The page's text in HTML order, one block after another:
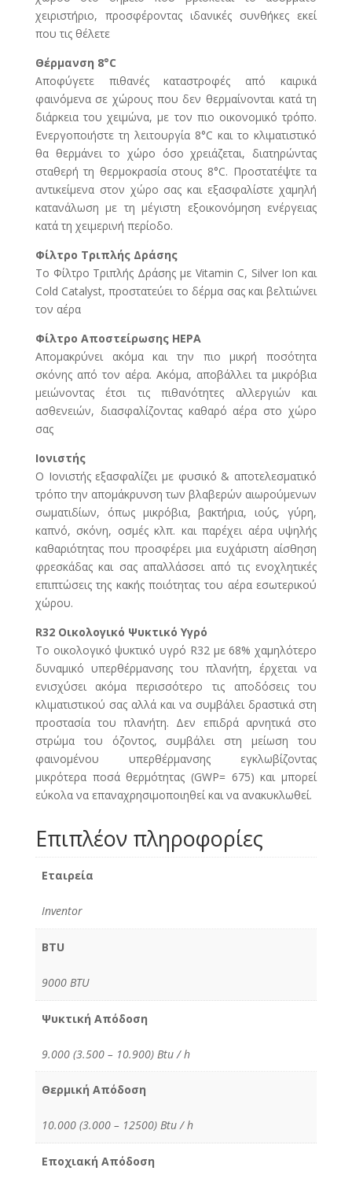
χειριστήριο, προσφέροντας ιδανικές συνθήκες εκεί
που τις θέλετε
Θέρμανση 8°C
Αποφύγετε πιθανές καταστροφές από καιρικά
φαινόμενα σε χώρους που δεν θερμαίνονται κατά τη
διάρκεια του χειμώνα, με τον πιο οικονομικό τρόπο.
Ενεργοποιήστε τη λειτουργία 8°C και το κλιματιστικό
θα θερμάνει το χώρο όσο χρειάζεται, διατηρώντας
σταθερή τη θερμοκρασία στους 8°C. Προστατέψτε τα
αντικείμενα στον χώρο σας και εξασφαλίστε χαμηλή
κατανάλωση με τη μέγιστη εξοικονόμηση ενέργειας
κατά τη χειμερινή περίοδο.
Φίλτρο Τριπλής Δράσης
Το Φίλτρο Τριπλής Δράσης με Vitamin C, Silver Ion και
Cold Catalyst, προστατεύει το δέρμα σας και βελτιώνει
τον αέρα
Φίλτρο Αποστείρωσης HEPA
Απομακρύνει ακόμα και την πιο μικρή ποσότητα
σκόνης από τον αέρα. Ακόμα, αποβάλλει τα μικρόβια
μειώνοντας έτσι τις πιθανότητες αλλεργιών και
ασθενειών, διασφαλίζοντας καθαρό αέρα στο χώρο
σας
Ιονιστής
Ο Ιονιστής εξασφαλίζει με φυσικό & αποτελεσματικό
τρόπο την απομάκρυνση των βλαβερών αιωρούμενων
σωματιδίων, όπως μικρόβια, βακτήρια, ιούς, γύρη,
καπνό, σκόνη, οσμές κλπ. και παρέχει αέρα υψηλής
καθαριότητας που προσφέρει μια ευχάριστη αίσθηση
φρεσκάδας και σας απαλλάσσει από τις ενοχλητικές
επιπτώσεις της κακής ποιότητας του αέρα εσωτερικού
χώρου.
R32 Οικολογικό Ψυκτικό Υγρό
Το οικολογικό ψυκτικό υγρό R32 με 68% χαμηλότερο
δυναμικό υπερθέρμανσης του πλανήτη, έρχεται να
ενισχύσει ακόμα περισσότερο τις αποδόσεις του
κλιματιστικού σας αλλά και να συμβάλει δραστικά στη
προστασία του πλανήτη. Δεν επιδρά αρνητικά στο
στρώμα του όζοντος, συμβάλει στη μείωση του
φαινομένου υπερθέρμανσης εγκλωβίζοντας
μικρότερα ποσά θερμότητας (GWP= 675) και μπορεί
εύκολα να επαναχρησιμοποιηθεί και να ανακυκλωθεί.
Επιπλέον πληροφορίες
Εταιρεία
Inventor
BTU
9000 BTU
Ψυκτική Απόδοση
9.000 (3.500 – 10.900) Btu / h
Θερμική Απόδοση
10.000 (3.000 – 12500) Btu / h
Εποχιακή Απόδοση